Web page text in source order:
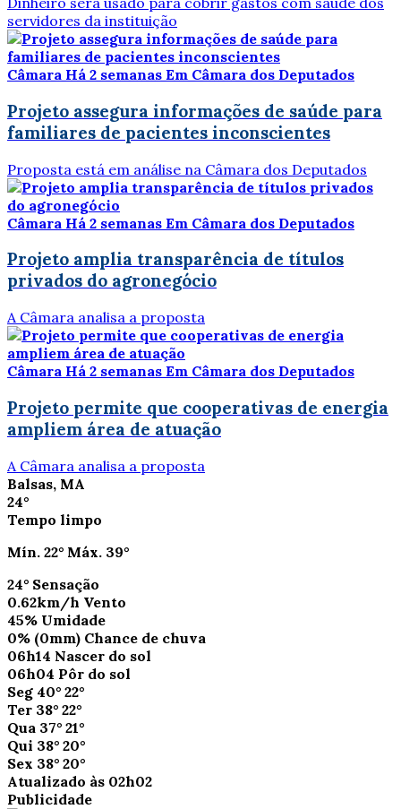
servidores da instituição
Câmara Há 2 semanas Em Câmara dos Deputados
Projeto assegura informações de saúde para
familiares de pacientes inconscientes
Proposta está em análise na Câmara dos Deputados
Câmara Há 2 semanas Em Câmara dos Deputados
Projeto amplia transparência de títulos
privados do agronegócio
A Câmara analisa a proposta
Câmara Há 2 semanas Em Câmara dos Deputados
Projeto permite que cooperativas de energia
ampliem área de atuação
A Câmara analisa a proposta
Balsas, MA
24°
Tempo limpo
Mín. 22° Máx. 39°
24° Sensação
0.62km/h Vento
45% Umidade
0% (0mm) Chance de chuva
06h14 Nascer do sol
06h04 Pôr do sol
Seg 40° 22°
Ter 38° 22°
Qua 37° 21°
Qui 38° 20°
Sex 38° 20°
Atualizado às 02h02
Publicidade